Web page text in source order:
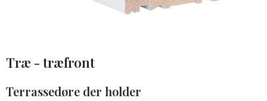
Træ - træfront
Terrassedøre der holder